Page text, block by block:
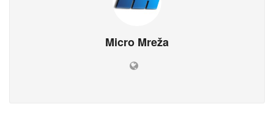
Micro Mreža